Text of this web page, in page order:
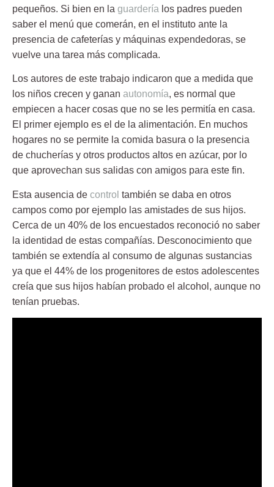
pequeños. Si bien en la guardería los padres pueden
saber el menú que comerán, en el instituto ante la
presencia de cafeterías y máquinas expendedoras, se
vuelve una tarea más complicada.
Los autores de este trabajo indicaron que a medida que
los niños crecen y ganan autonomía, es normal que
empiecen a hacer cosas que no se les permitía en casa.
El primer ejemplo es el de la alimentación. En muchos
hogares no se permite la comida basura o la presencia
de chucherías y otros productos altos en azúcar, por lo
que aprovechan sus salidas con amigos para este fin.
Esta ausencia de control también se daba en otros
campos como por ejemplo las amistades de sus hijos.
Cerca de un 40% de los encuestados reconoció no saber
la identidad de estas compañías. Desconocimiento que
también se extendía al consumo de algunas sustancias
ya que el 44% de los progenitores de estos adolescentes
creía que sus hijos habían probado el alcohol, aunque no
tenían pruebas.